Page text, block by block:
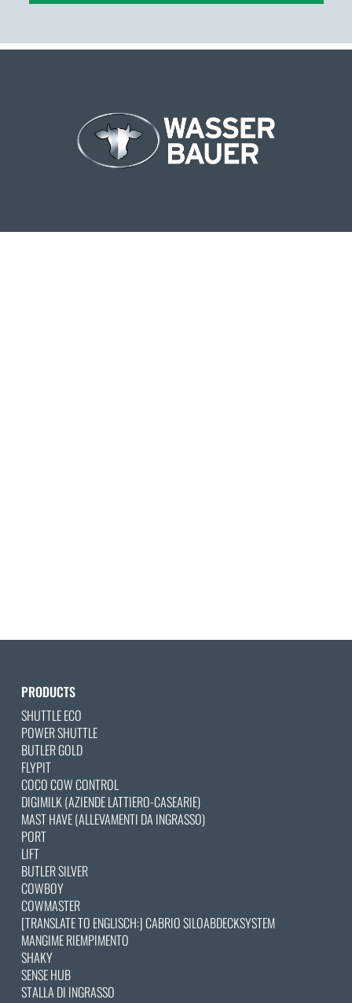
PRODUCTS
SHUTTLE ECO
POWER SHUTTLE
BUTLER GOLD
FLYPIT
COCO COW CONTROL
DIGIMILK (AZIENDE LATTIERO-CASEARIE)
MAST HAVE (ALLEVAMENTI DA INGRASSO)
PORT
LIFT
BUTLER SILVER
COWBOY
COWMASTER
[TRANSLATE TO ENGLISCH:] CABRIO SILOABDECKSYSTEM
MANGIME RIEMPIMENTO
SHAKY
SENSE HUB
STALLA DI INGRASSO